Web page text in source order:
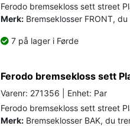
Ferodo bremsekloss sett street
Merk: Bremseklosser FRONT,
7 på lager i Førde
Ferodo bremsekloss sett
Varenr: 271356 | Enhet: Par
Ferodo bremsekloss sett street
Merk: Bremseklosser BAK, du